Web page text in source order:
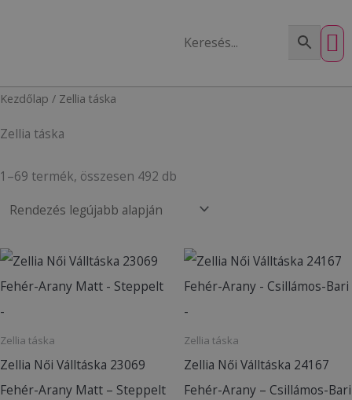
Kezdőlap / Zellia táska
Zellia táska
1–69 termék, összesen 492 db
Sorted
Zellia táska
Zellia Női Válltáska 23069
Fehér-Arany Matt – Steppelt
Zellia táska
Zellia Női Válltáska 24167
Fehér-Arany – Csillámos-Bari